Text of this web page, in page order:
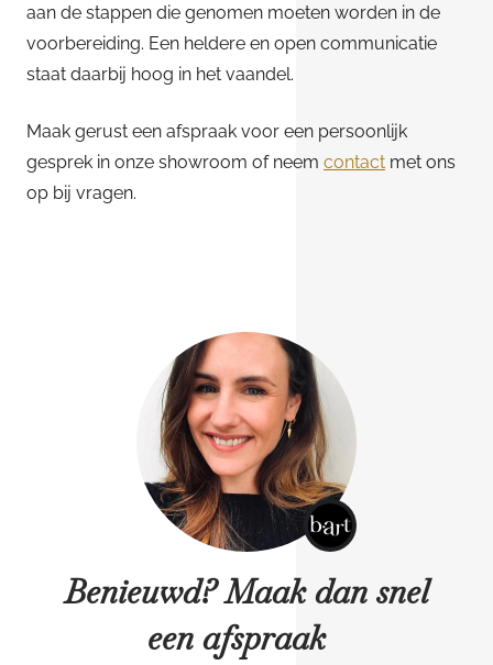
aan de stappen die genomen moeten worden in de
voorbereiding. Een heldere en open communicatie
staat daarbij hoog in het vaandel.
Maak gerust een afspraak voor een persoonlijk
gesprek in onze showroom of neem contact met ons
op bij vragen.
Benieuwd? Maak dan snel
een afspraak